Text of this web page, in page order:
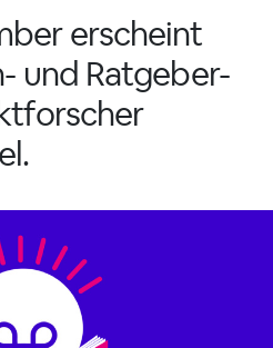
erscheint
und Ratgeber-